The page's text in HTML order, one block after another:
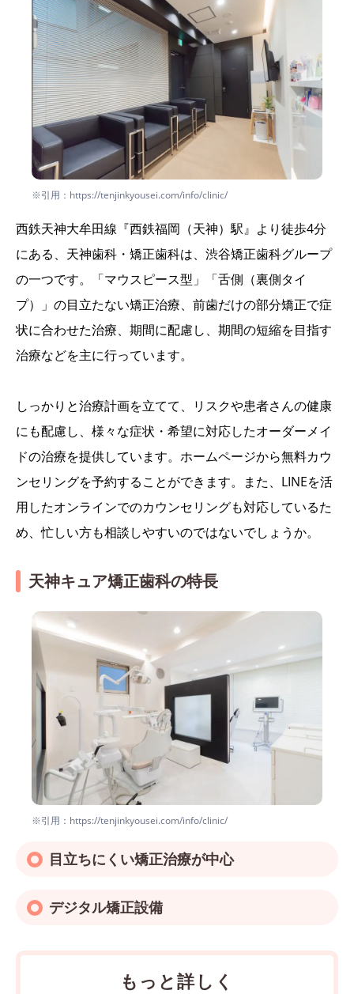
※引用：https://tenjinkyousei.com/info/clinic/
西鉄天神大牟田線『西鉄福岡（天神）駅』より徒歩4分
にある、天神歯科・矯正歯科は、渋谷矯正歯科グループ
の一つです。「マウスピース型」「舌側（裏側タイ
プ）」の目立たない矯正治療、前歯だけの部分矯正で症
状に合わせた治療、期間に配慮し、期間の短縮を目指す
治療などを主に行っています。
しっかりと治療計画を立てて、リスクや患者さんの健康
にも配慮し、様々な症状・希望に対応したオーダーメイ
ドの治療を提供しています。ホームページから無料カウ
ンセリングを予約することができます。また、LINEを活
用したオンラインでのカウンセリングも対応しているた
め、忙しい方も相談しやすいのではないでしょうか。
天神キュア矯正歯科の特長
※引用：https://tenjinkyousei.com/info/clinic/
目立ちにくい矯正治療が中心
デジタル矯正設備
もっと詳しく